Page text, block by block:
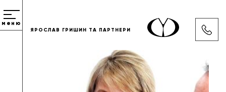
меню
ЯРОСЛАВ ГРИШИН ТА ПАРТНЕРИ